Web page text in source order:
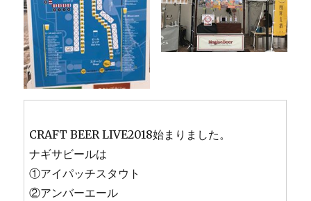
CRAFT BEER LIVE2018始まりました。
ナギサビールは
①アイパッチスタウト
②アンバーエール